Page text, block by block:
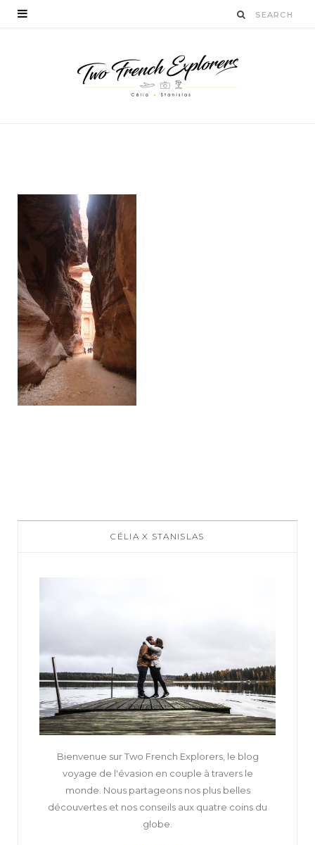
IMG_0657
CÉLIA X STANISLAS
Bienvenue sur Two French Explorers, le blog
voyage de l'évasion en couple à travers le
monde. Nous partageons nos plus belles
découvertes et nos conseils aux quatre coins du
globe.